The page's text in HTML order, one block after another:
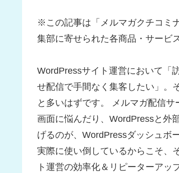
※この記事は「メルマガクチコミ
集部に寄せられた各商品・サービ
WordPressサイト運営において「
せ配信で手間なく集客したい」。
と多いはずです。 メルマガ配信
画面に悩んだり、WordPressと外
げるのが、WordPressダッシュボ
実際に使い倒しているからこそ、
ト運営の効率化＆リピーターア